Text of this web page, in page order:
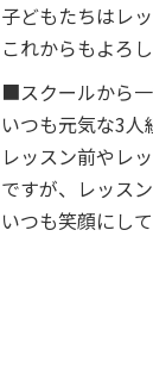
子どもたちはレ
これからもよろ
■スクールから
いつも元気な3人
レッスン前やレ
ですが、レッス
いつも笑顔にし